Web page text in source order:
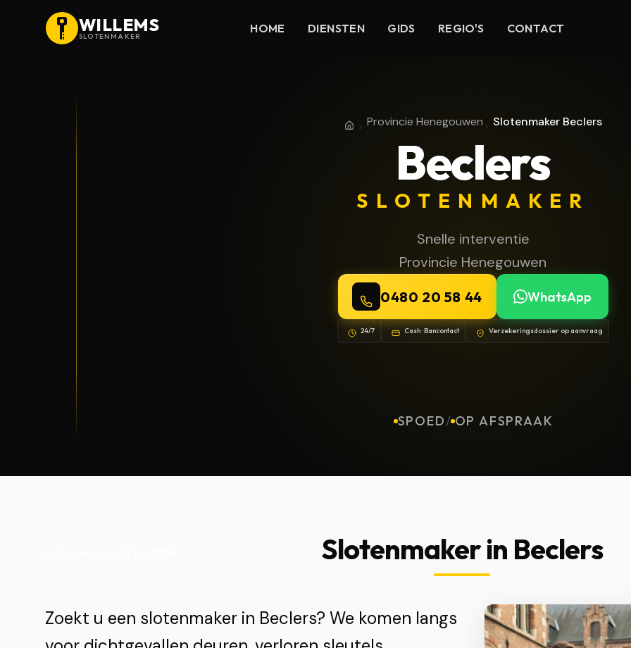
WILLEMS
SLOTENMAKER
HOME DIENSTEN GIDS REGIO'S CONTACT
HomeProvincie Henegouwen
Provincie Henegouwen Slotenmaker Beclers
Beclers
SLOTENMAKER
Snelle interventie
Provincie Henegouwen
0480 20 58 44 WhatsApp
24/7 Cash · Bancontact Verzekeringsdossier op aanvraag
SPOED/ OP AFSPRAAK
Slotenmaker in Beclers
Zoekt u een slotenmaker in Beclers? We komen langs